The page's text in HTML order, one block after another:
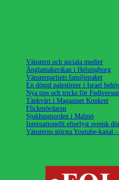
Vänstern och sociala medier
Änglamakerskan i Helsingborg
Vänsterpartiets familjepaket
En dömd palestinier i Israel
Nya tips och tricks för
Tänkvärt i Magasinet Konkret
Flickmördaren
Sjukhusmorden i Malmö
Internationellt efterlyst svensk
Vänsterns största Youtube-kanal